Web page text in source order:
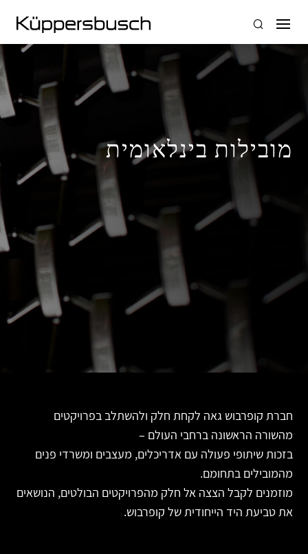
מובילות בינלאומית
חברת קופרבוש גאה לקחת חלק ולהשתלב בפרויקטים
מהשורה הראשונה ברחבי העולם –
בזכות שיתופי פעולה עם אדריכלים, מעצבים ומשרדי פנים
מהמובילים בתחומם.
מוזמנים לקבל הצצה אל חלק מהפרויקטים הבולטים, הנושאים
את טביעת היד הייחודית של קופרבוש.